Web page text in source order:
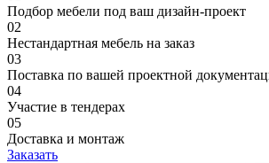
Подбор мебели под ваш дизайн-проект
02
Нестандартная мебель на заказ
03
Поставка по вашей проектной
04
Участие в тендерах
05
Доставка и монтаж
Заказать